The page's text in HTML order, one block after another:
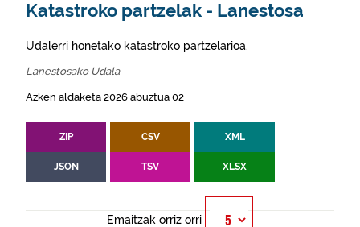
Katastroko partzelak - Lanestosa
Udalerri honetako katastroko partzelarioa.
Lanestosako Udala
Azken aldaketa 2026 abuztua 02
ZIP CSV XML
JSON TSV XLSX
Emaitzak orriz orri